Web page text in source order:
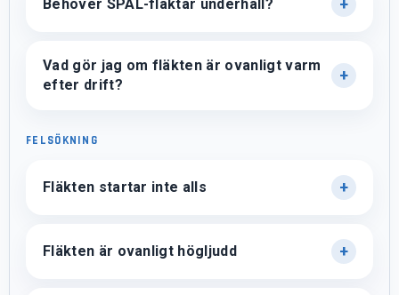
Behöver SPAL-fläktar underhåll?
Vad gör jag om fläkten är ovanligt varm
efter drift?
FELSÖKNING
Fläkten startar inte alls
Fläkten är ovanligt högljudd